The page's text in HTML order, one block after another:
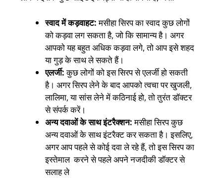
स्वाद में कड़वाहट:मसीहा सिरप का स्वाद कुछ लोगों
को कड़वा लग सकता है, जो कि सामान्य है। अगर
आपको यह बहुत अधिक कड़वा लगे, तो आप इसे शहद
या गुड़ के साथ ले सकते हैं।
एलर्जी:कुछ लोगों को इस सिरप से एलर्जी हो सकती
है। अगर सिरप लेने के बाद आपको त्वचा पर खुजली,
लालिमा, या सांस लेने में कठिनाई हो, तो तुरंत डॉक्टर
से संपर्क करें।
अन्य दवाओं के साथ इंटरैक्शन:मसीहा सिरप कुछ
अन्य दवाओं के साथ इंटरैक्ट कर सकता है। इसलिए,
अगर आप पहले से कोई दवा ले रहे हैं, तो इस सिरप का
इस्तेमाल करने से पहले अपने नजदीकी डॉक्टर से
सलाह ले